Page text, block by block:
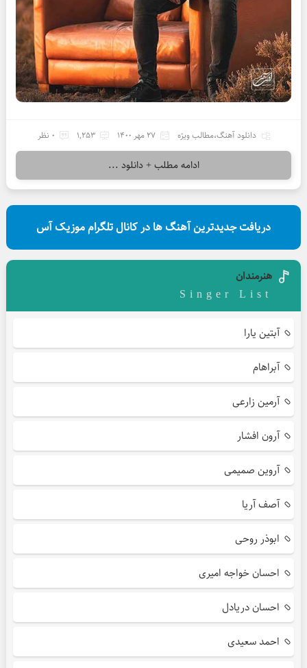
دانلود آهنگ،مطالب ویژه 27 مهر 1400 1,253 0 نظر
ادامه مطلب + دانلود ...
دریافت جدیدترین آهنگ ها در کانال تلگرام موزیک آس
هنرمندان
Singer List
آبتین یارا
آبراهام
آرمین زارعی
آرون افشار
آروین صمیمی
آصف آریا
ابوذر روحی
احسان خواجه امیری
احسان دریادل
احمد سعیدی